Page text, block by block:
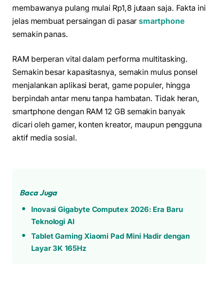
membawanya pulang mulai Rp1,8 jutaan saja. Fakta ini
jelas membuat persaingan di pasarsmartphone
semakin panas.
RAM berperan vital dalam performa multitasking.
Semakin besar kapasitasnya, semakin mulus ponsel
menjalankan aplikasi berat, game populer, hingga
berpindah antar menu tanpa hambatan. Tidak heran,
smartphone dengan RAM 12 GB semakin banyak
dicari oleh gamer, konten kreator, maupun pengguna
aktif media sosial.
Baca Juga
Inovasi Gigabyte Computex 2026: Era Baru
Teknologi AI
Tablet Gaming Xiaomi Pad Mini Hadir dengan
Layar 3K 165Hz